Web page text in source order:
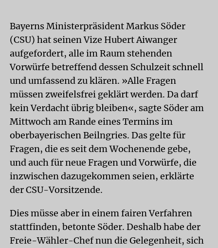
Bayerns Ministerpräsident Markus Söder
(CSU) hat seinen Vize Hubert Aiwanger
aufgefordert, alle im Raum stehenden
Vorwürfe betreffend dessen Schulzeit schnell
und umfassend zu klären. »Alle Fragen
müssen zweifelsfrei geklärt werden. Da darf
kein Verdacht übrig bleiben«, sagte Söder am
Mittwoch am Rande eines Termins im
oberbayerischen Beilngries. Das gelte für
Fragen, die es seit dem Wochenende gebe,
und auch für neue Fragen und Vorwürfe, die
inzwischen dazugekommen seien, erklärte
der CSU-Vorsitzende.
Dies müsse aber in einem fairen Verfahren
stattfinden, betonte Söder. Deshalb habe der
Freie-Wähler-Chef nun die Gelegenheit, sich